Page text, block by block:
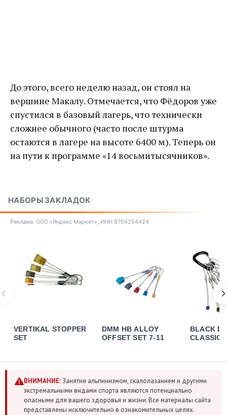
До этого, всего неделю назад, он стоял на
вершине Макалу. Отмечается, что Фёдоров уже
спустился в базовый лагерь, что технически
сложнее обычного (часто после штурма
остаются в лагере на высоте 6400 м). Теперь он
на пути к программе «14 восьмитысячников».
НАБОРЫ ЗАКЛАДОК
Реклама. ООО «Яндекс Маркет», ИНН 9704254424
VERTIKAL STOPPER
SET
DMM HB ALLOY
OFFSET SET 7-11
BLACK
CLASSIC
ВНИМАНИЕ:Занятия альпинизмом, скалолазанием и другими
экстремальными видами спорта являются потенциально
опасными для вашего здоровья и жизни. Все материалы сайта
представлены исключительно в ознакомительных целях.